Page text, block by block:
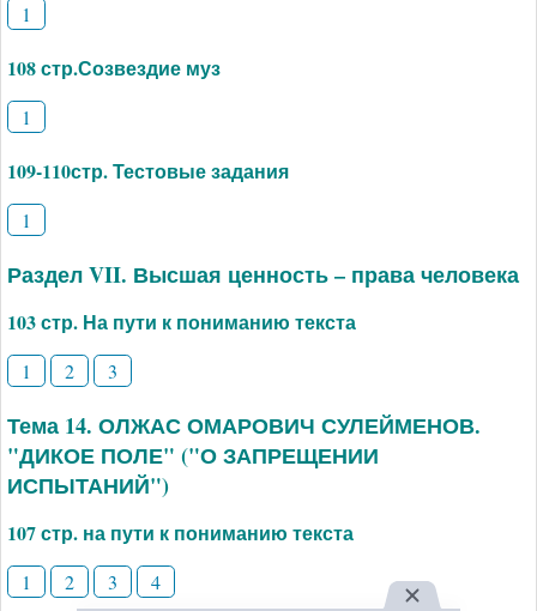
1
108 стр.Созвездие муз
1
109-110стр. Тестовые задания
1
Раздел VII. Высшая ценность – права человека
103 стр. На пути к пониманию текста
1 2 3
Тема 14. ОЛЖАС ОМАРОВИЧ СУЛЕЙМЕНОВ.
"ДИКОЕ ПОЛЕ" ("О ЗАПРЕЩЕНИИ
ИСПЫТАНИЙ")
107 стр. на пути к пониманию текста
1 2 3 4